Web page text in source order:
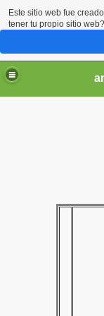
Este sitio web fue
tener tu propio sitio web?